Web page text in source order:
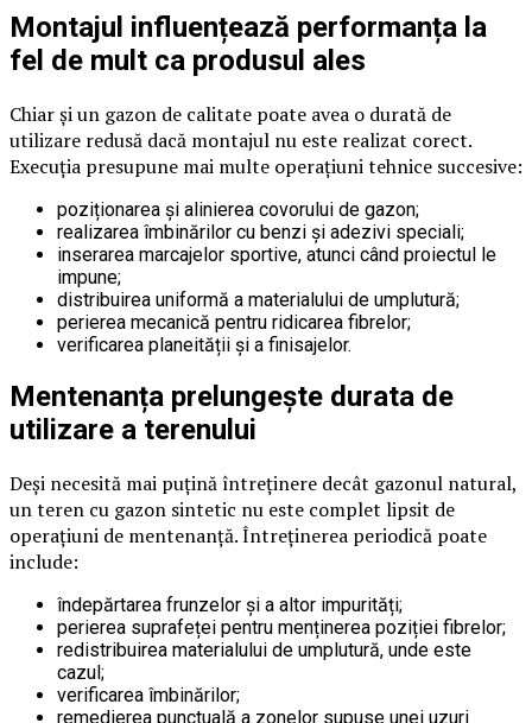
Montajul influențează performanța la
fel de mult ca produsul ales
Chiar și un gazon de calitate poate avea o durată de
utilizare redusă dacă montajul nu este realizat corect.
Execuția presupune mai multe operațiuni tehnice succesive:
poziționarea și alinierea covorului de gazon;
realizarea îmbinărilor cu benzi și adezivi speciali;
inserarea marcajelor sportive, atunci când proiectul le
impune;
distribuirea uniformă a materialului de umplutură;
perierea mecanică pentru ridicarea fibrelor;
verificarea planeității și a finisajelor.
Mentenanța prelungește durata de
utilizare a terenului
Deși necesită mai puțină întreținere decât gazonul natural,
un teren cu gazon sintetic nu este complet lipsit de
operațiuni de mentenanță. Întreținerea periodică poate
include:
îndepărtarea frunzelor și a altor impurități;
perierea suprafeței pentru menținerea poziției fibrelor;
redistribuirea materialului de umplutură, unde este
cazul;
verificarea îmbinărilor;
remedierea punctuală a zonelor supuse unei uzuri